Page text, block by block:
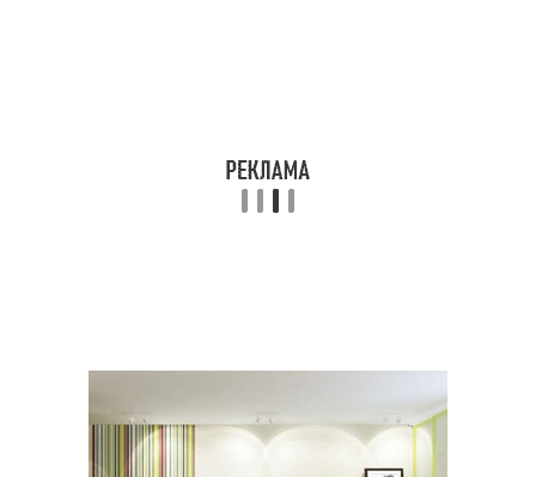
Квартира для мамы
Квартира в
новостройке